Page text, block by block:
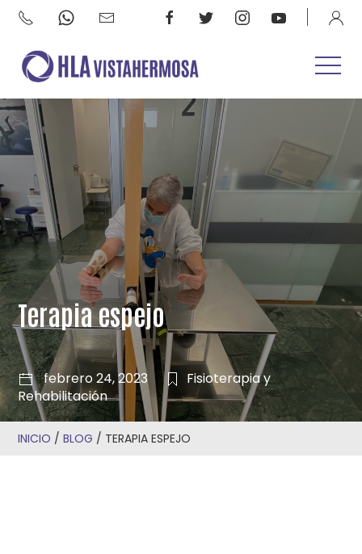
Terapia espejo
febrero 24, 2023
Fisioterapia y
Rehabilitación
INICIO /BLOG / TERAPIA ESPEJO